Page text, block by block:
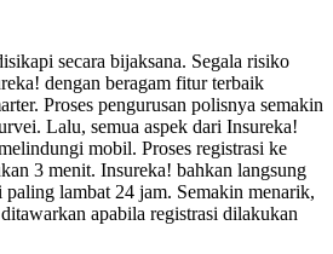
secara bijaksana. Segala risiko
dengan beragam fitur terbaik
Proses pengurusan polisnya semakin
Lalu, semua aspek dari Insureka!
mobil. Proses registrasi ke
3 menit. Insureka! bahkan langsung
paling lambat 24 jam. Semakin menarik,
apabila registrasi dilakukan